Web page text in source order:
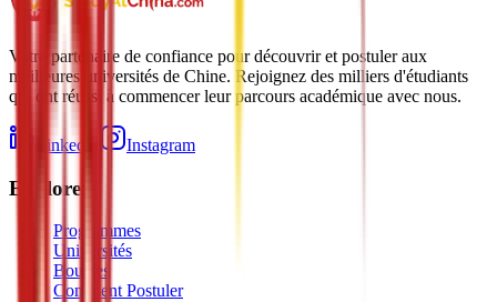
Votre partenaire de confiance pour découvrir et postuler aux
meilleures universités de Chine. Rejoignez des milliers d'étudiants
qui ont réussi à commencer leur parcours académique avec nous.
LinkedIn Instagram
Explorer
Programmes
Universités
Bourses
Comment Postuler